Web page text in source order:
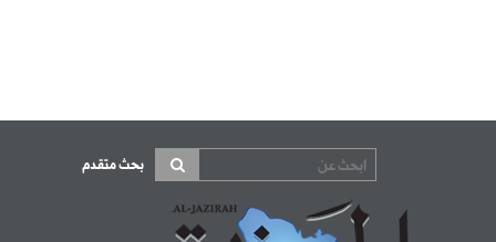
بحث متقدم